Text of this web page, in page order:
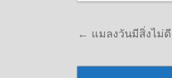
แนะแนวเรื่อง
← แมลงวันมีสิ่งไม่ดี